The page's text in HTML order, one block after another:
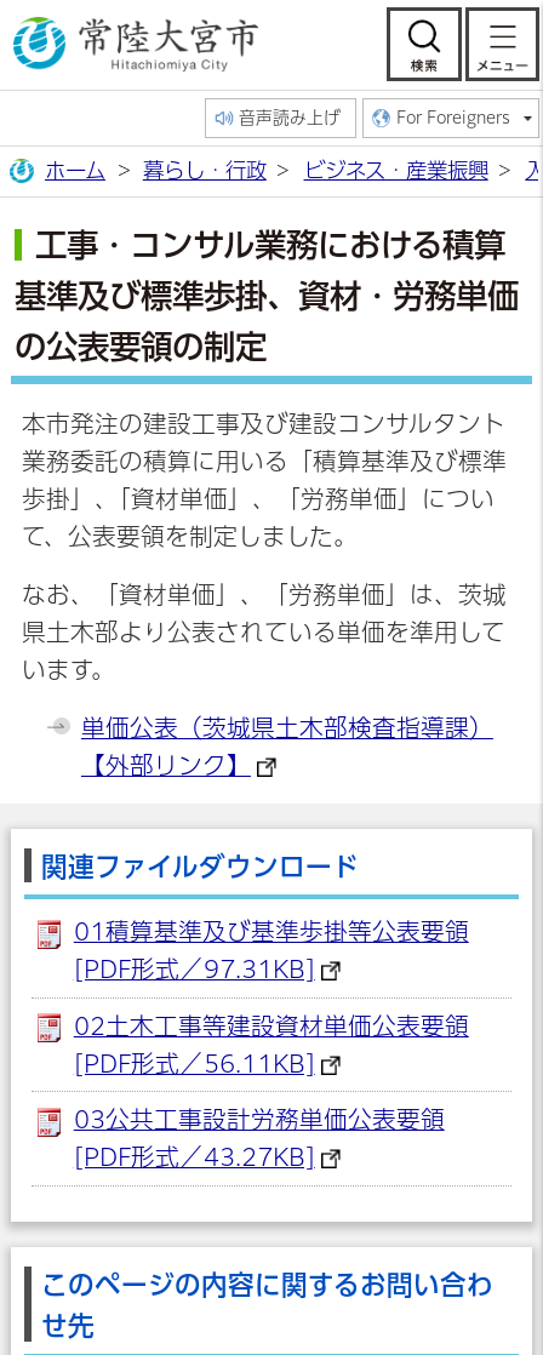
常陸大宮市公
検
音声読み上げ For Foreigners
ホーム 暮らし・行政 ビジネス・産業振興
工事・コンサル業務における積算
基準及び標準歩掛、資材・労務単価
の公表要領の制定
本市発注の建設工事及び建設コンサルタント
業務委託の積算に用いる「積算基準及び標準
歩掛」､「資材単価」、「労務単価」につい
て、公表要領を制定しました。
なお、「資材単価」、「労務単価」は、茨城
県土木部より公表されている単価を準用して
います。
単価公表（茨城県土木部検査指導課）
【外部リンク】
関連ファイルダウンロード
01積算基準及び基準歩掛等公表要領
[PDF形式／97.31KB]
02土木工事等建設資材単価公表要領
[PDF形式／56.11KB]
03公共工事設計労務単価公表要領
[PDF形式／43.27KB]
このページの内容に関するお問い合わ
せ先